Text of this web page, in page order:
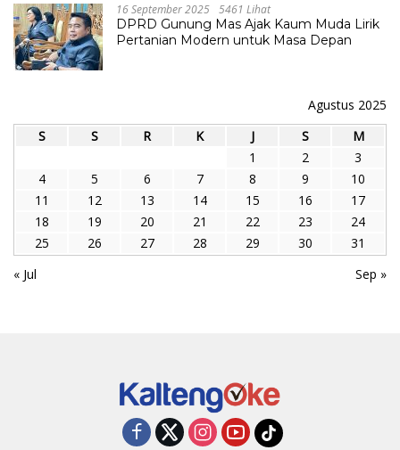
16 September 2025 5461 Lihat
DPRD Gunung Mas Ajak Kaum Muda Lirik
Pertanian Modern untuk Masa Depan
Agustus 2025
S
S R K J S
M
1
2
3
4
5 6 7 8 9
10
11
12 13 14 15 16
17
18
19 20 21 22 23
24
25
26 27 28 29 30
31
« Jul
Sep »